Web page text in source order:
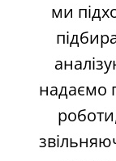
ми
надаємо